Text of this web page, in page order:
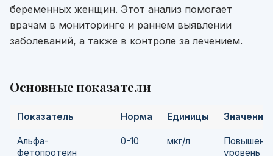
беременных женщин. Этот анализ помогает
врачам в мониторинге и раннем выявлении
заболеваний, а также в контроле за лечением.
Основные показатели
Показатель Норма Единицы Значение
Альфа-
фетопротеин
0-10 мкг/л
уровень